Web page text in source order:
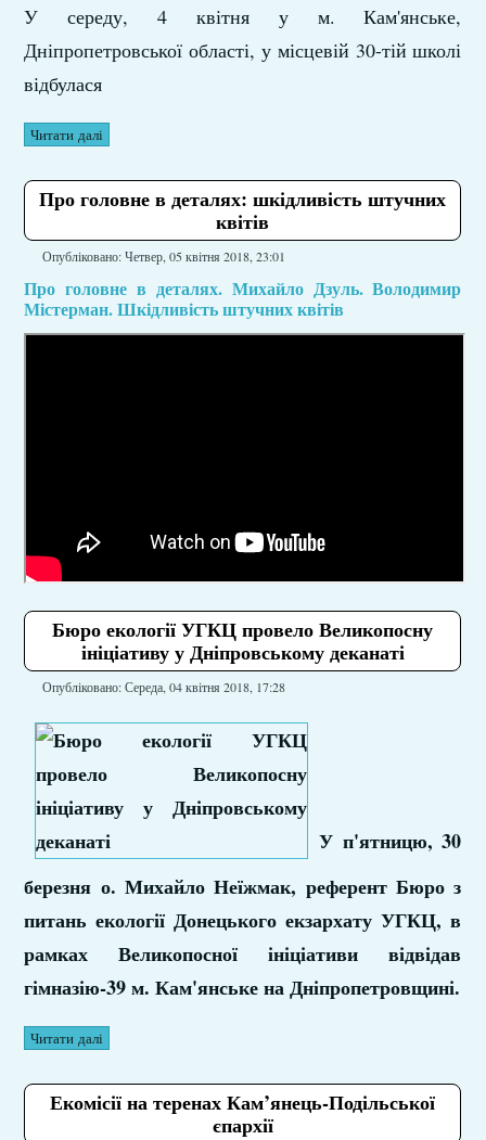
У середу, 4 квітня у м. Кам'янське,
Дніпропетровської області, у місцевій 30-тій школі
відбулася
Читати далі
Про головне в деталях: шкідливість штучних
квітів
Опубліковано: Четвер, 05 квітня 2018, 23:01
Про головне в деталях. Михайло Дзуль. Володимир
Містерман. Шкідливість штучних квітів
Бюро екології УГКЦ провело Великопосну
ініціативу у Дніпровському деканаті
Опубліковано: Середа, 04 квітня 2018, 17:28
У п'ятницю, 30
березня о. Михайло Неїжмак, референт Бюро з
питань екології Донецького екзархату УГКЦ, в
рамках Великопосної ініціативи відвідав
гімназію-39 м. Кам'янське на Дніпропетровщині.
Читати далі
Екомісії на теренах Кам’янець-Подільської
єпархії